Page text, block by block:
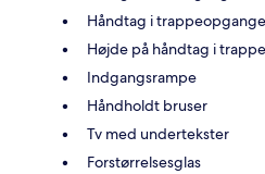
Håndtag i trappeopgange
Højde på håndtag i
Indgangsrampe
Håndholdt bruser
Tv med undertekster
Forstørrelsesglas